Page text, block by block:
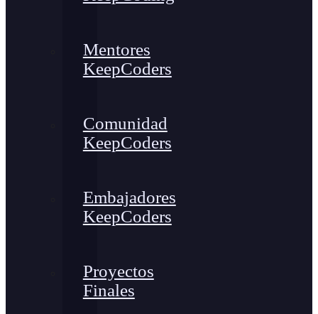
Mentores
KeepCoders
Comunidad
KeepCoders
Embajadores
KeepCoders
Proyectos
Finales